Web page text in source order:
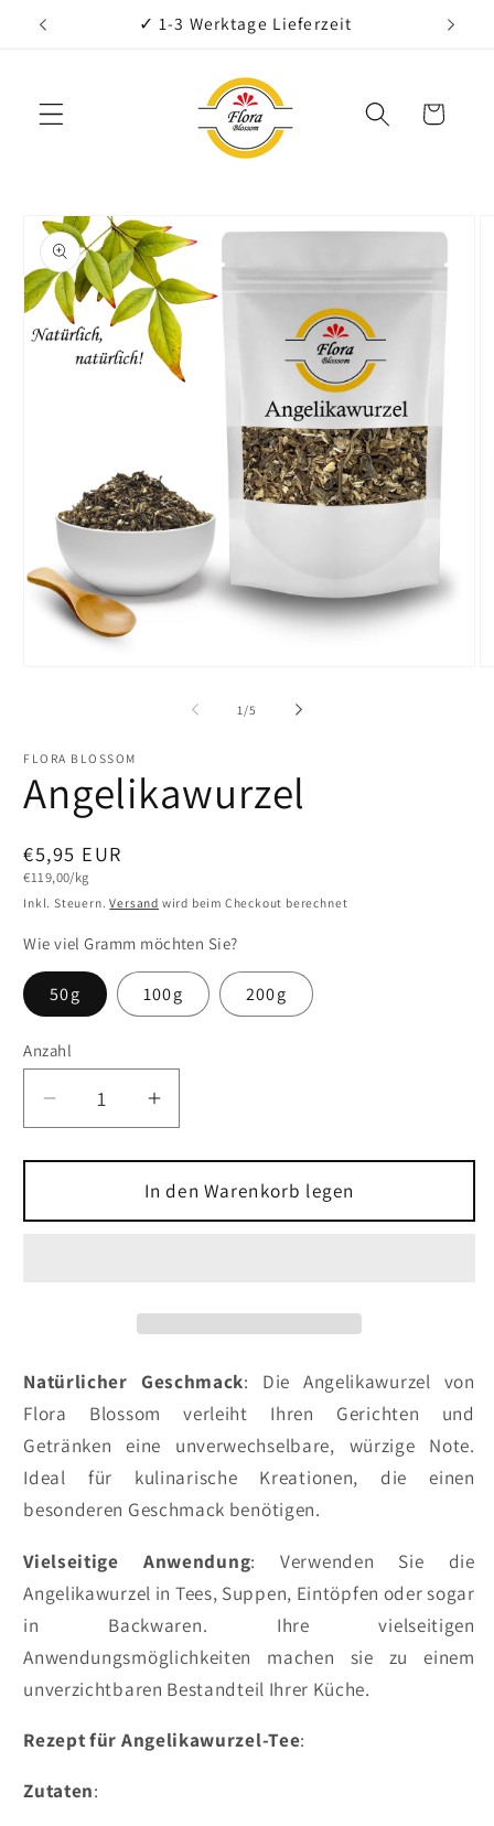
zum
✓ 1-3 Werktage Lieferzeit
Warenkorb
1 /von
5
FLORA BLOSSOM
Angelikawurzel
Normaler
Preis
€5,95 EUR
Grundpreis
€119,00/kg
Inkl. Steuern.Versand wird beim Checkout berechnet
Wie viel Gramm möchten Sie?
50g 100g 200g
Anzahl
Anzahl
Verringere
die
Menge
Angelikawurzel
Erhöhe
die
Menge
für
Angelikawurzel
In den Warenkorb legen
Natürlicher Geschmack: Die Angelikawurzel von
Flora Blossom verleiht Ihren Gerichten und
Getränken eine unverwechselbare, würzige Note.
Ideal für kulinarische Kreationen, die einen
besonderen Geschmack benötigen.
Vielseitige Anwendung: Verwenden Sie die
Angelikawurzel in Tees, Suppen, Eintöpfen oder sogar
in Backwaren. Ihre vielseitigen
Anwendungsmöglichkeiten machen sie zu einem
unverzichtbaren Bestandteil Ihrer Küche.
Rezept für Angelikawurzel-Tee:
Zutaten: